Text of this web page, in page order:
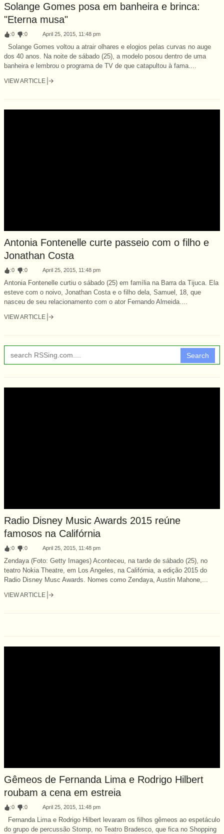
Solange Gomes posa em banheira e brinca:
"Eterna musa"
:0 :0 April 25, 2015, 11:48 pm
Solange Gomes voltou a atrair olhares e elogios pelas curvas no auge
dos 40 anos. Na noite de sábado (25), a modelo posou dentro de uma
banheira e lembrou o programa de TV de que catapultou à fama....
VIEW ARTICLE
Antonia Fontenelle curte passeio com o filho e
Jonathan Costa
:0 :0 April 25, 2015, 11:48 pm
Antonia Fontenelle curtiu o sábado (25) em família na Barra da Tijuca. Ela
esteve com o noivo, Jonathan Costa e o filho dela, Samuel, 18, que
nasceu de seu relacionamento com o ator Fernando Almeida....
VIEW ARTICLE
Search
Radio Disney Music Awards 2015 reúne
famosos na Califórnia
:0 :0 April 25, 2015, 11:48 pm
Zendaya (Foto: Getty Images) Aconteceu, na tarde de sábado (25), no
teatro Nokia Theatre, em Los Angeles, na Califórnia, a edição 2015 do
Radio Disney Musc Awards. Nomes como Zendaya, Austin Mahone,...
VIEW ARTICLE
Gêmeos de Fernanda Lima e Rodrigo Hilbert
roubam a cena em estreia
:0 :0 April 25, 2015, 11:48 pm
Fernanda Lima e Rodrigo Hilbert levaram os filhos gêmeos ao espetáculo
do grupo de percussão Stomp, no Teatro Bradesco, que fica no Shopping